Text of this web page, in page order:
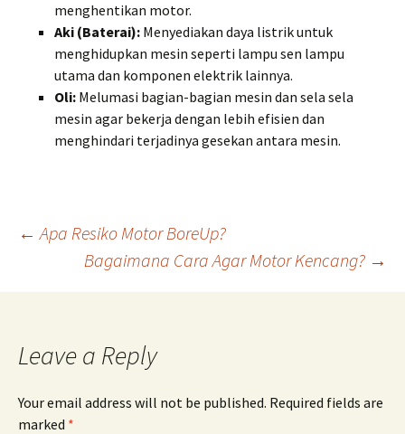
menghentikan motor.
Aki (Baterai): Menyediakan daya listrik untuk
menghidupkan mesin seperti lampu sen lampu
utama dan komponen elektrik lainnya.
Oli: Melumasi bagian-bagian mesin dan sela sela
mesin agar bekerja dengan lebih efisien dan
menghindari terjadinya gesekan antara mesin.
Post
navigation
← Apa Resiko Motor BoreUp?
Bagaimana Cara Agar Motor Kencang? →
Leave a Reply
Your email address will not be published. Required fields are
marked *